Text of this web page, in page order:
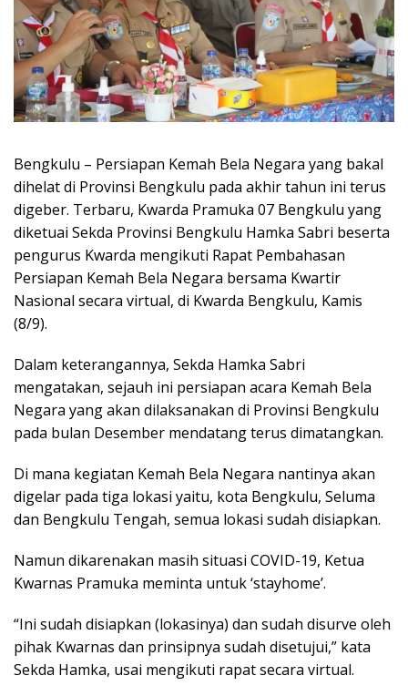
Bengkulu – Persiapan Kemah Bela Negara yang bakal
dihelat di Provinsi Bengkulu pada akhir tahun ini terus
digeber. Terbaru, Kwarda Pramuka 07 Bengkulu yang
diketuai Sekda Provinsi Bengkulu Hamka Sabri beserta
pengurus Kwarda mengikuti Rapat Pembahasan
Persiapan Kemah Bela Negara bersama Kwartir
Nasional secara virtual, di Kwarda Bengkulu, Kamis
(8/9).
Dalam keterangannya, Sekda Hamka Sabri
mengatakan, sejauh ini persiapan acara Kemah Bela
Negara yang akan dilaksanakan di Provinsi Bengkulu
pada bulan Desember mendatang terus dimatangkan.
Di mana kegiatan Kemah Bela Negara nantinya akan
digelar pada tiga lokasi yaitu, kota Bengkulu, Seluma
dan Bengkulu Tengah, semua lokasi sudah disiapkan.
Namun dikarenakan masih situasi COVID-19, Ketua
Kwarnas Pramuka meminta untuk ‘stayhome’.
“Ini sudah disiapkan (lokasinya) dan sudah disurve oleh
pihak Kwarnas dan prinsipnya sudah disetujui,” kata
Sekda Hamka, usai mengikuti rapat secara virtual.